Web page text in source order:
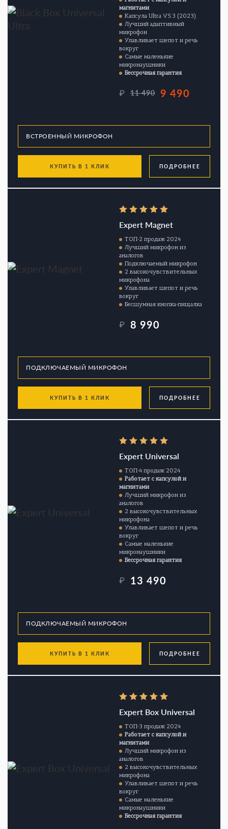
магнитами
Капсула Ultra V5.3 (2023)
Лучший адаптивный
микрофон
Улавливает шепот и речь
вокруг
Самые маленькие
микронаушники
Бессрочная гарантия
₽ 11 490 9 490
КУПИТЬ В 1 КЛИК ПОДРОБНЕЕ
Expert Magnet
ТОП-2 продаж 2024
Лучший микрофон из
аналогов
Подключаемый микрофон
2 высокочувствительных
микрофона
Улавливает шепот и речь
вокруг
Бесшумная кнопка-пищалка
₽ 8 990
КУПИТЬ В 1 КЛИК ПОДРОБНЕЕ
Expert Universal
ТОП-4 продаж 2024
Работает с капсулой и
магнитами
Лучший микрофон из
аналогов
2 высокочувствительных
микрофона
Улавливает шепот и речь
вокруг
Самые маленькие
микронаушники
Бессрочная гарантия
₽ 13 490
КУПИТЬ В 1 КЛИК ПОДРОБНЕЕ
Expert Box Universal
ТОП-3 продаж 2024
Работает с капсулой и
магнитами
Лучший микрофон из
аналогов
2 высокочувствительных
микрофона
Улавливает шепот и речь
вокруг
Самые маленькие
микронаушники
Бессрочная гарантия